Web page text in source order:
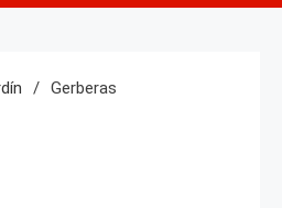
Gerberas